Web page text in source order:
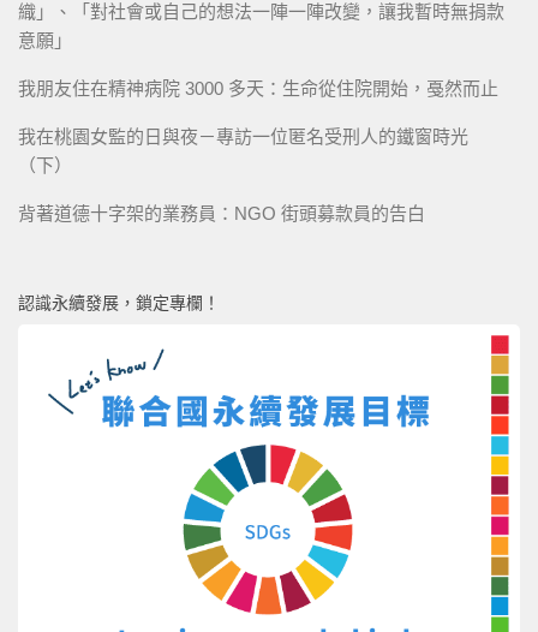
織」、「對社會或自己的想法一陣一陣改變，讓我暫時無捐款
意願」
我朋友住在精神病院 3000 多天：生命從住院開始，戞然而止
我在桃園女監的日與夜－專訪一位匿名受刑人的鐵窗時光
（下）
背著道德十字架的業務員：NGO 街頭募款員的告白
認識永續發展，鎖定專欄！